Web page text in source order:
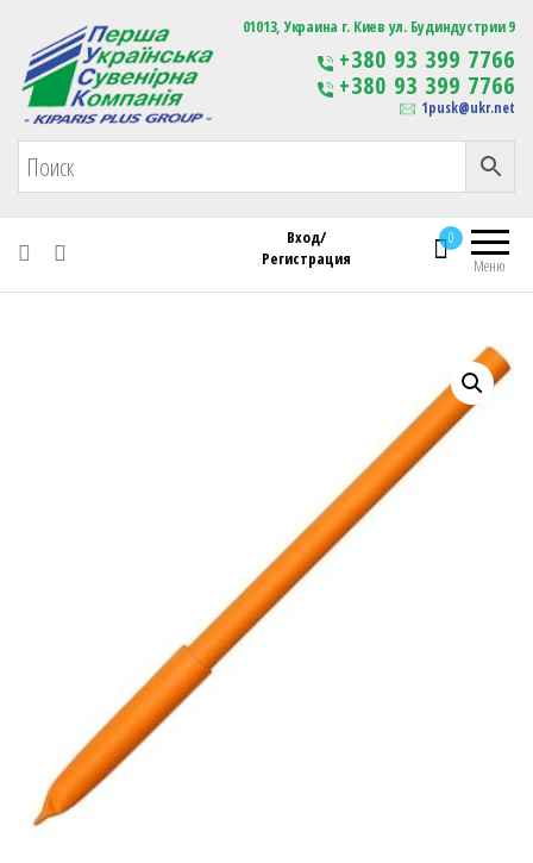
Первая Украинская Сувенирная Компания Изготовление
сувенирной продукции
с логотипом
01013, Украина г. Киев ул. Будиндустрии 9
+380 93 399 7766
+380 93 399 7766
1pusk@ukr.net
Меню
0
Вход/
Регистрация